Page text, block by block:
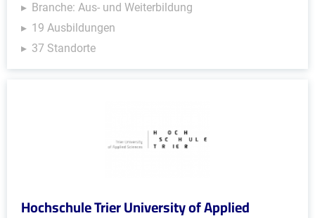
Branche: Aus- und Weiterbildung
19 Ausbildungen
37 Standorte
Hochschule Trier University of Applied